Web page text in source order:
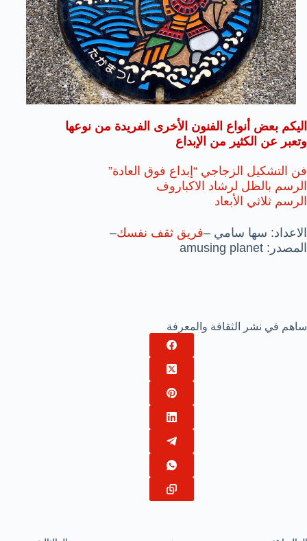
اليكم بعض أنواع الفنون الأخرى الفريدة من نوعها
وتعبر عن الكثير من الإبداع
فن التشكيل الزجاجي “إبداع فوق العادة”
الرسم بالظل لرشاد الاكباروف
الرسم ثلاثي الأبعاد
الاعداد: سها سامي –فريق ثقف نفسك–
المصدر: amusing planet
ساهم في نشر الثقافة والمعرفة